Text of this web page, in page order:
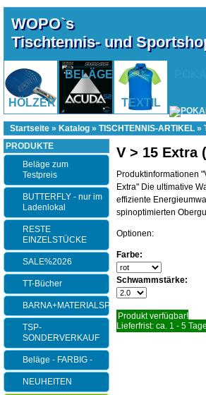
WOPO`s
Tischtennis- und
HÖLZER
BELÄGE
TEXTIL
Startseite » Katalog » TISCHTENNIS-ARTIKEL »
V > 15 Extra
Produktinformationen
Extra" Die ultimative
effiziente
spinoptimierten
Optionen:
Farbe:
Schwammstärke:
Produkt verfügbar!
Lieferfrist: ca. 1 - 5 Tage
PRODUKTE
Beläge zum
Testpreis
BUTTERFLY - nur im
Ladenlokal
RESTE
EINZELSTÜCKE
SALE%2026
TT-Bücher
BARNA+MATERIALSPEZI
TSP-
SONDERVERKAUF
Beläge - FARBIG -
NEUHEITEN